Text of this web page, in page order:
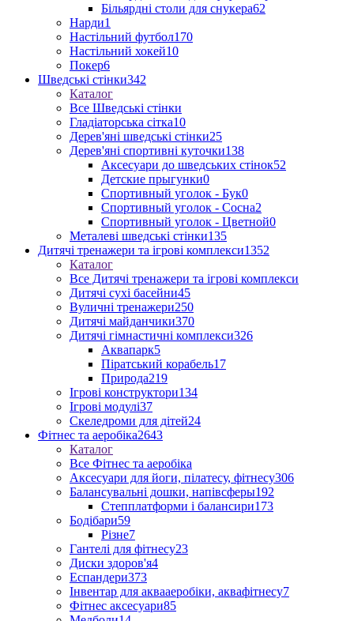
Більярдні столи для снукера62
Нарди1
Настільний футбол170
Настільний хокей10
Покер6
Шведські стінки342
Каталог
Все Шведські стінки
Гладіаторська сітка10
Дерев'яні шведські стінки25
Дерев'яні спортивні куточки138
Аксесуари до шведських стінок52
Детские прыгунки0
Спортивный уголок - Бук0
Спортивный уголок - Сосна2
Спортивный уголок - Цветной0
Металеві шведські стінки135
Дитячі тренажери та ігрові комплекси1352
Каталог
Все Дитячі тренажери та ігрові комплекси
Дитячі сухі басейни45
Вуличні тренажери250
Дитячі майданчики370
Дитячі гімнастичні комплекси326
Аквапарк5
Піратський корабель17
Природа219
Ігрові конструктори134
Ігрові модулі37
Скеледроми для дітей24
Фітнес та аеробіка2643
Каталог
Все Фітнес та аеробіка
Аксесуари для йоги, пілатесу, фітнесу306
Балансувальні дошки, напівсферы192
Степплатформи і балансири173
Бодібари59
Різне7
Гантелі для фітнесу23
Диски здоров'я4
Еспандери373
Інвентар для аквааеробіки, аквафітнесу7
Фітнес аксесуари85